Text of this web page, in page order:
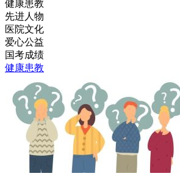
健康患教
先进人物
医院文化
爱心公益
国考成绩
健康患教